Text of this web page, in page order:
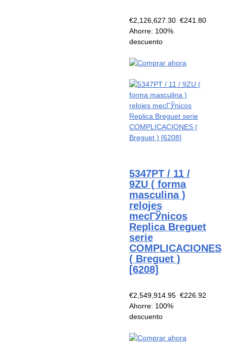
€2,126,627.30 €241.80
Ahorre: 100%
descuento
5347PT / 11 /
9ZU ( forma
masculina )
relojes
mecГЎnicos
Replica Breguet
serie
COMPLICACIONES
( Breguet )
[6208]
€2,549,914.95 €226.92
Ahorre: 100%
descuento